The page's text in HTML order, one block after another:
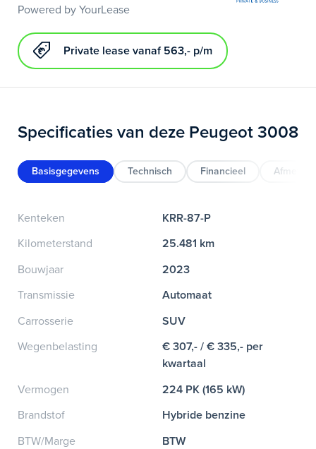
Powered by YourLease
Private lease vanaf 563,- p/m
Specificaties van deze Peugeot 3008
Basisgegevens Technisch Financieel
Kenteken
KRR-87-P
Kilometerstand
25.481 km
Bouwjaar
2023
Transmissie
Automaat
Carrosserie
SUV
Wegenbelasting
€ 307,- / € 335,- per
kwartaal
Vermogen
224 PK (165 kW)
Brandstof
Hybride benzine
BTW/Marge
BTW